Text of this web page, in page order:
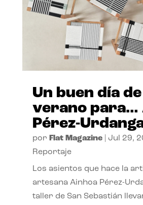
Un buen día de
verano para…
Pérez-
por Flat Magazine| Jul 29,
Reportaje
Los asientos que hace la
artesana Ainhoa Pérez-
taller de San Sebastián